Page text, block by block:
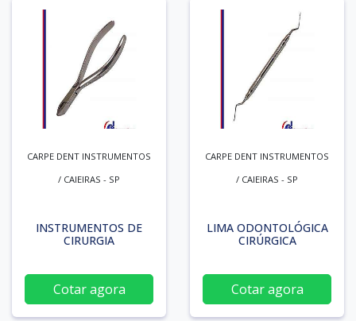
CARPE DENT INSTRUMENTOS
/ CAIEIRAS - SP
INSTRUMENTOS DE
CIRURGIA
Cotar agora
CARPE DENT INSTRUMENTOS
/ CAIEIRAS - SP
LIMA ODONTOLÓGICA
CIRÚRGICA
Cotar agora